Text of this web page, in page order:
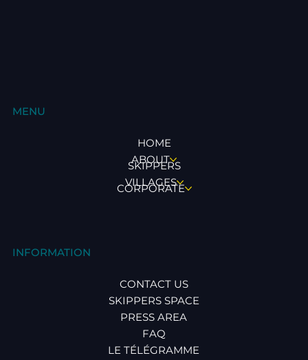
MENU
HOME
ABOUT
SKIPPERS
VILLAGES
CORPORATE
INFORMATION
CONTACT US
SKIPPERS SPACE
PRESS AREA
FAQ
LE TÉLÉGRAMME